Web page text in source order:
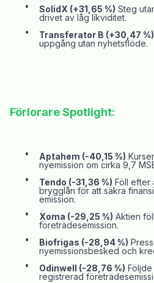
•
SolidX (+31,65 %) Steg
drivet av låg likviditet.
•
Transferator B (+30,47 %)
uppgång utan nyhetsflöde.
Förlorare Spotlight:
• Aptahem (-40,15 %)
nyemission om cirka 9,7
•
Tendo (-31,36 %) Föll efter
brygglån för att säkra
emission.
•
Xoma (-29,25 %) Aktien
företrädesemission.
•
Biofrigas (-28,94 %)
nyemissionsbesked och
•
Odinwell (-28,76 %)
registrerad